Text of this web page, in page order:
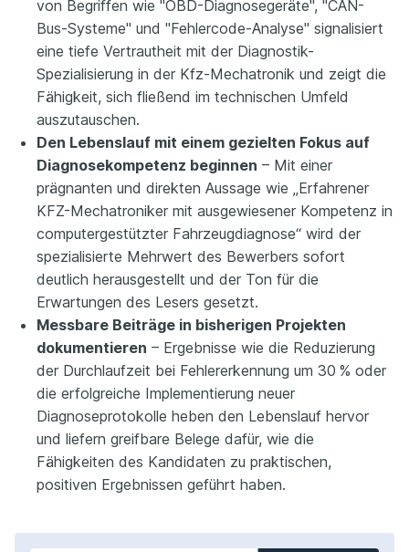
von Begriffen wie "OBD-Diagnosegeräte", "CAN-
Bus-Systeme" und "Fehlercode-Analyse" signalisiert
eine tiefe Vertrautheit mit der Diagnostik-
Spezialisierung in der Kfz-Mechatronik und zeigt die
Fähigkeit, sich fließend im technischen Umfeld
auszutauschen.
Den Lebenslauf mit einem gezielten Fokus auf
Diagnosekompetenz beginnen – Mit einer
prägnanten und direkten Aussage wie „Erfahrener
KFZ-Mechatroniker mit ausgewiesener Kompetenz in
computergestützter Fahrzeugdiagnose“ wird der
spezialisierte Mehrwert des Bewerbers sofort
deutlich herausgestellt und der Ton für die
Erwartungen des Lesers gesetzt.
Messbare Beiträge in bisherigen Projekten
dokumentieren – Ergebnisse wie die Reduzierung
der Durchlaufzeit bei Fehlererkennung um 30 % oder
die erfolgreiche Implementierung neuer
Diagnoseprotokolle heben den Lebenslauf hervor
und liefern greifbare Belege dafür, wie die
Fähigkeiten des Kandidaten zu praktischen,
positiven Ergebnissen geführt haben.